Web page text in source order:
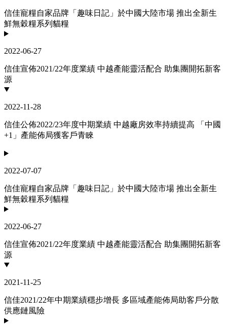
信佳寵糧自家品牌「趣味日記」於中國大陸市場 推出全新生
鮮無穀糧系列貓糧
2022-06-27
信佳宣佈2021/22年度業績 中越產能靈活配合 助集團開拓新客
源
2022-11-28
信佳公佈2022/23年度中期業績 中越廠房效率持續提高 「中國
+1」產能佈局獲客戶青睞
2022-07-07
信佳寵糧自家品牌「趣味日記」於中國大陸市場 推出全新生
鮮無穀糧系列貓糧
2022-06-27
信佳宣佈2021/22年度業績 中越產能靈活配合 助集團開拓新客
源
2021-11-25
信佳2021/22年中期業績穩步增長 多區域產能佈局助客戶分散
供應鏈風險